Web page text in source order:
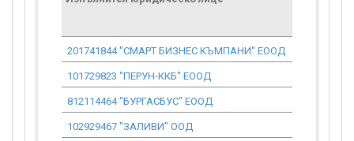
201741844 "СМАРТ БИЗНЕС КЪМПАНИ" ЕООД
101729823 "ПЕРУН-ККБ" ЕООД
812114464 "БУРГАСБУС" ЕООД
102929467 "ЗАЛИВИ" ООД